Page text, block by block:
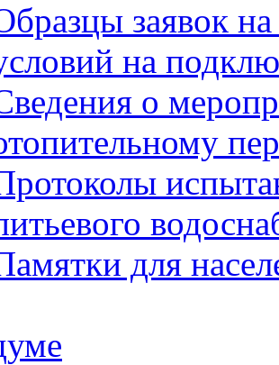
заявок
на
о
для